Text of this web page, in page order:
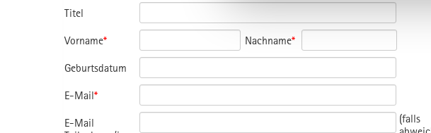
Titel
Vorname* Nachname*
Geburtsdatum
E-Mail*
E-Mail
(falls